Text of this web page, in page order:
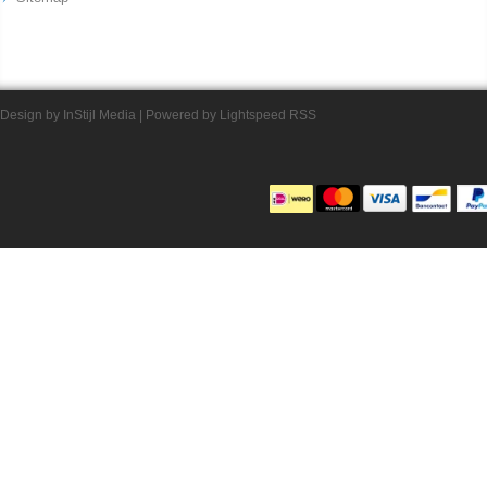
Design by InStijl Media | Powered by Lightspeed RSS